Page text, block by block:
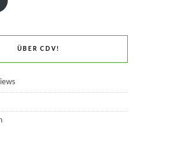
ÜBER CDV!